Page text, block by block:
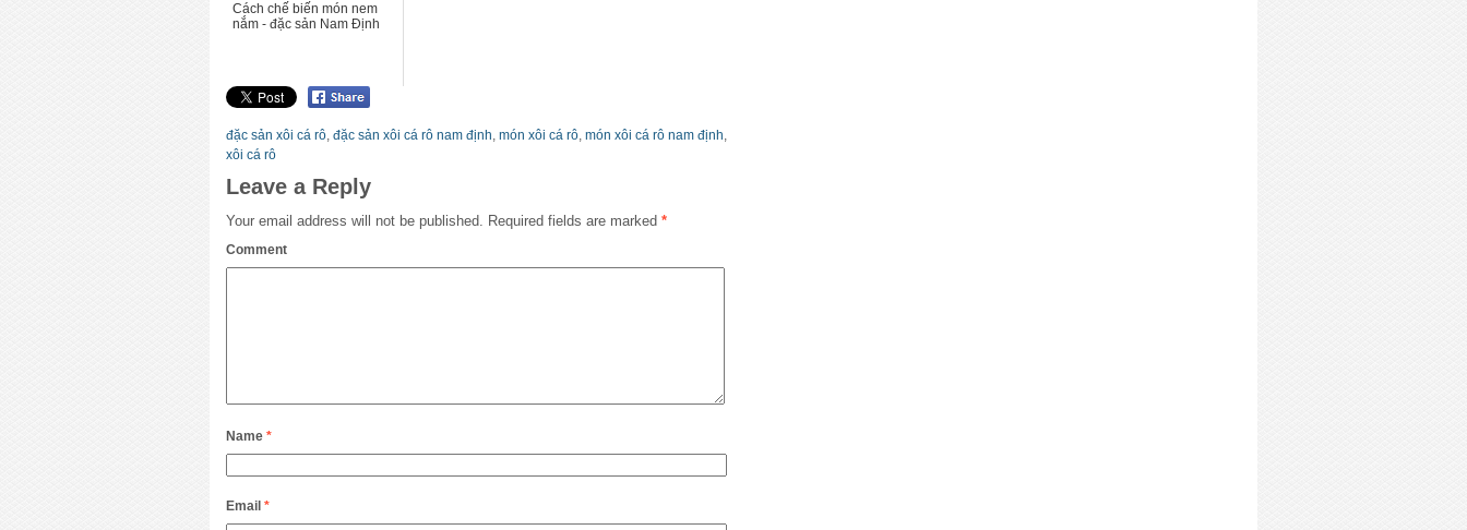
Cách chế biến món nem
nắm - đặc sản Nam Định
đặc sản xôi cá rô, đặc sản xôi cá rô nam định, món xôi cá rô, món xôi cá rô nam định,
xôi cá rô
Leave a Reply
Your email address will not be published. Required fields are marked *
Comment
Name *
Email *